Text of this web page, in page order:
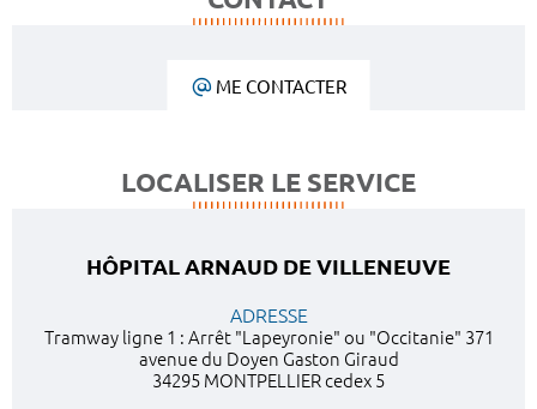
ME CONTACTER
LOCALISER LE SERVICE
HÔPITAL ARNAUD DE VILLENEUVE
ADRESSE
Tramway ligne 1 : Arrêt "Lapeyronie" ou "Occitanie" 371
avenue du Doyen Gaston Giraud
34295 MONTPELLIER cedex 5